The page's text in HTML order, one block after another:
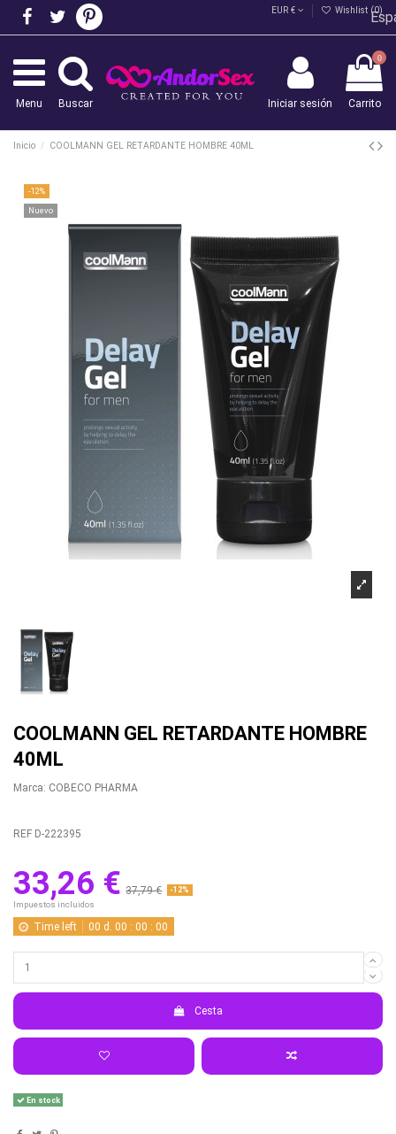
EUR € Wishlist (0)
Menu Buscar Iniciar sesión
0
Carrito
Inicio COOLMANN GEL RETARDANTE HOMBRE 40ML
-12%
Nuevo
COOLMANN GEL RETARDANTE HOMBRE
40ML
Marca: COBECO PHARMA
REF D-222395
33,26 € 37,79 € -12%
Impuestos incluidos
Time left 00 d. 00 :00 :00
Cesta
En stock